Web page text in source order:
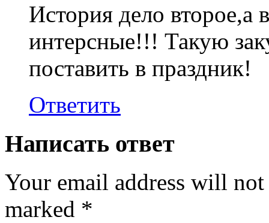
История дело второе,а
интерсные!!! Такую
поставить в праздник!
Ответить
Написать ответ
Your email address will
marked *